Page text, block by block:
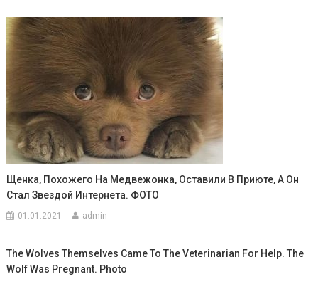
Щенка, Похожего На Медвежонка, Оставили В Приюте, А Он
Стал Звездой Интернета. ФОТО
01.01.2021 admin
The Wolves Themselves Came To The Veterinarian For Help. The
Wolf Was Pregnant. Photo